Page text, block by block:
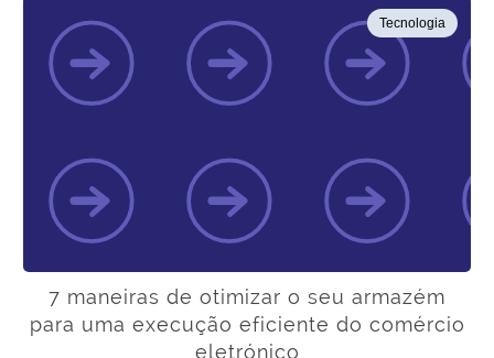
Tecnologia
7 maneiras de otimizar o seu armazém
para uma execução eficiente do comércio
eletrónico